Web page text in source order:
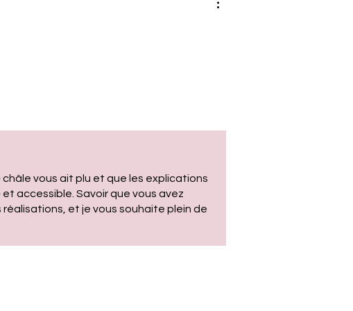
vous ait plu et que les explications
accessible. Savoir que vous avez
et je vous souhaite plein de